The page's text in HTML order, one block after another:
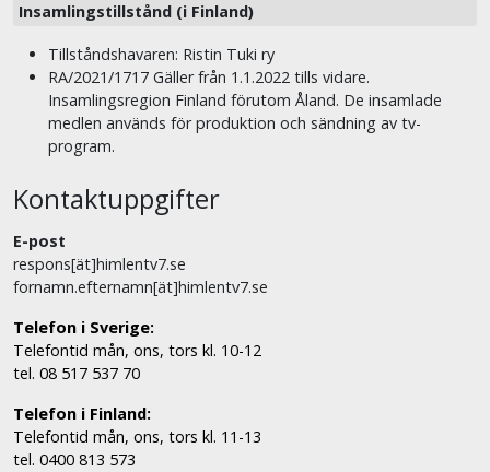
Insamlingstillstånd (i Finland)
Tillståndshavaren: Ristin Tuki ry
RA/2021/1717 Gäller från 1.1.2022 tills vidare.
Insamlingsregion Finland förutom Åland. De insamlade
medlen används för produktion och sändning av tv-
program.
Kontaktuppgifter
E-post
respons[ät]himlentv7.se
fornamn.efternamn[ät]himlentv7.se
Telefon i Sverige:
Telefontid mån, ons, tors kl. 10-12
tel. 08 517 537 70
Telefon i Finland:
Telefontid mån, ons, tors kl. 11-13
tel. 0400 813 573